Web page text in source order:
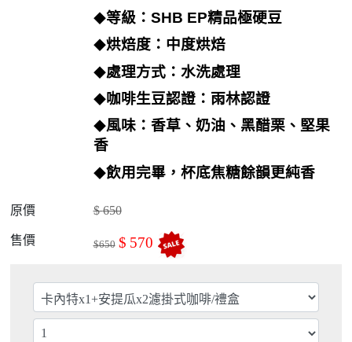
◆等級： SHB EP精品極硬豆
◆烘焙度：中度烘焙
◆處理方式：水洗處理
◆咖啡生豆認證：雨林認證
◆風味：香草、奶油、黑醋栗、堅果
香
◆飲用完畢，杯底焦糖餘韻更純香
原價 $ 650
售價 $650 $ 570